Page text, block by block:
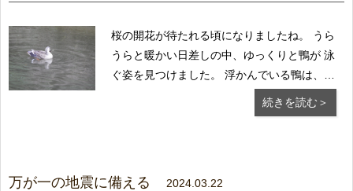
桜の開花が待たれる頃になりましたね。 うら
うらと暖かい日差しの中、ゆっくりと鴨が 泳
ぐ姿を見つけました。 浮かんでいる鴨は、の
続きを読む＞
万が一の地震に備える 2024.03.22